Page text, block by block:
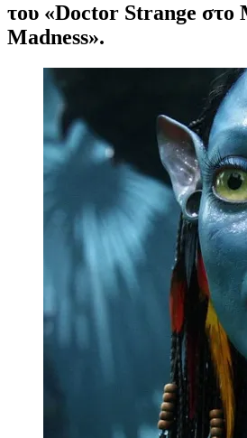
του «Doctor Strange
Madness».